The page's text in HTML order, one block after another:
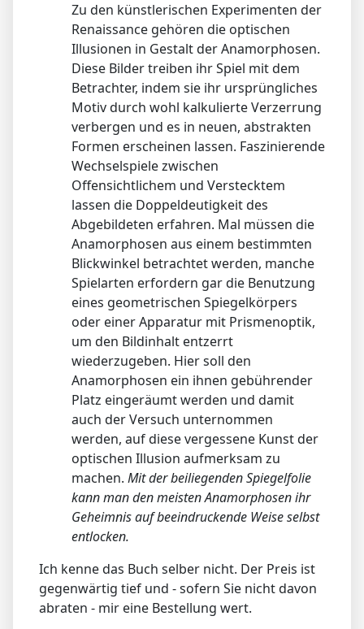
Zu den künstlerischen Experimenten der
Renaissance gehören die optischen
Illusionen in Gestalt der Anamorphosen.
Diese Bilder treiben ihr Spiel mit dem
Betrachter, indem sie ihr ursprüngliches
Motiv durch wohl kalkulierte Verzerrung
verbergen und es in neuen, abstrakten
Formen erscheinen lassen. Faszinierende
Wechselspiele zwischen
Offensichtlichem und Verstecktem
lassen die Doppeldeutigkeit des
Abgebildeten erfahren. Mal müssen die
Anamorphosen aus einem bestimmten
Blickwinkel betrachtet werden, manche
Spielarten erfordern gar die Benutzung
eines geometrischen Spiegelkörpers
oder einer Apparatur mit Prismenoptik,
um den Bildinhalt entzerrt
wiederzugeben. Hier soll den
Anamorphosen ein ihnen gebührender
Platz eingeräumt werden und damit
auch der Versuch unternommen
werden, auf diese vergessene Kunst der
optischen Illusion aufmerksam zu
machen. Mit der beiliegenden Spiegelfolie
kann man den meisten Anamorphosen ihr
Geheimnis auf beeindruckende Weise selbst
entlocken.
Ich kenne das Buch selber nicht. Der Preis ist
gegenwärtig tief und - sofern Sie nicht davon
abraten - mir eine Bestellung wert.